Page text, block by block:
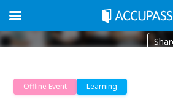
Offline Event Learning